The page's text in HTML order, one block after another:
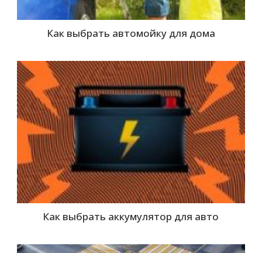
Как выбрать автомойку для дома
Как выбрать аккумулятор для авто